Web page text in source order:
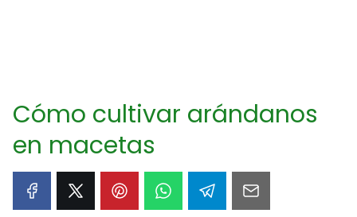
Cómo cultivar arándanos
en macetas